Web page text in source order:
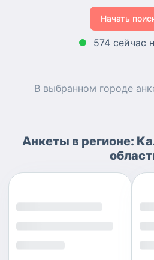
Начать
574 сейчас
В выбранном городе
Анкеты в регионе: